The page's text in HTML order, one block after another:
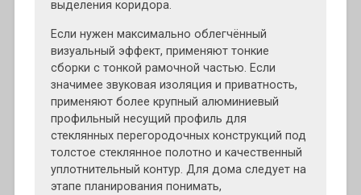
выделения коридора.
Если нужен максимально облегчённый
визуальный эффект, применяют тонкие
сборки с тонкой рамочной частью. Если
значимее звуковая изоляция и приватность,
применяют более крупный алюминиевый
профильный несущий профиль для
стеклянных перегородочных конструкций под
толстое стеклянное полотно и качественный
уплотнительный контур. Для дома следует на
этапе планирования понимать,